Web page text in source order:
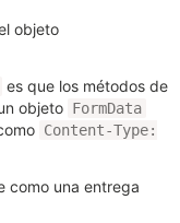
objeto
es que los métodos de
objeto FormData
Content-Type:
como una entrega